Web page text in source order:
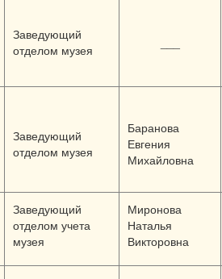
Заведующий
отделом музея
Заведующий
отделом музея
Баранова
Евгения
Михайловна
Заведующий
отделом учета
музея
Миронова
Наталья
Викторовна